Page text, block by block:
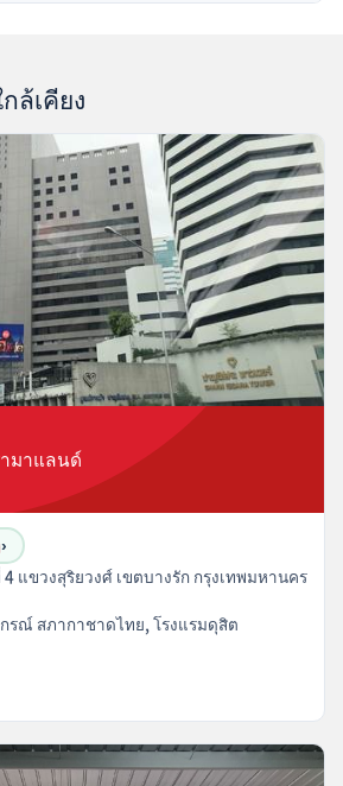
ล้เคียง
มาแลนด์
›
แขวงสุริยวงศ์ เขตบางรัก กรุงเทพมหานคร
รณ์ สภากาชาดไทย, โรงแรมดุสิต